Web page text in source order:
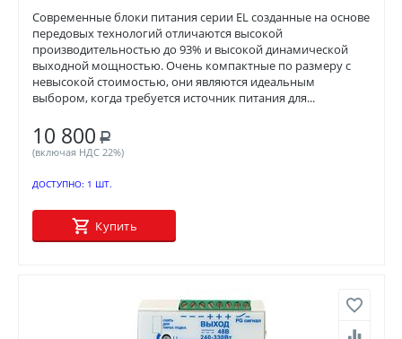
Современные блоки питания серии EL созданные на основе
передовых технологий отличаются высокой
производительностью до 93% и высокой динамической
выходной мощностью. Очень компактные по размеру с
невысокой стоимостью, они являются идеальным
выбором, когда требуется источник питания для...
10 800 Р
(включая НДС 22%)
ДОСТУПНО: 1 ШТ.
Купить